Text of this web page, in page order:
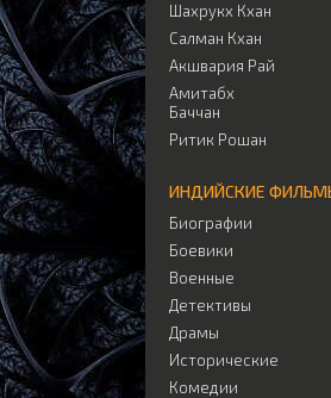
Шахрукх Кхан
Салман Кхан
Акшвария Рай
Амитабх
Баччан
Ритик Рошан
ИНДИЙСКИЕ
Биографии
Боевики
Военные
Детективы
Драмы
Исторические
Комедии